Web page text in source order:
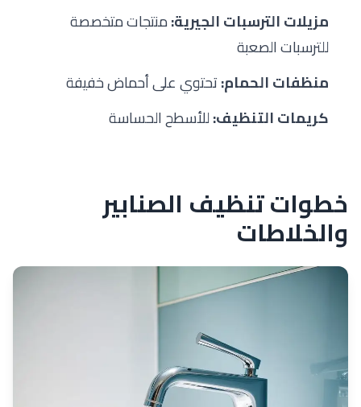
مزيلات الترسبات الجيرية:منتجات متخصصة
للترسبات الصعبة
منظفات الحمام:تحتوي على أحماض خفيفة
كريمات التنظيف:للأسطح الحساسة
خطوات تنظيف الصنابير
والخلاطات